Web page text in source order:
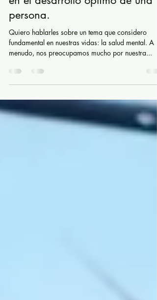
importancia de la salud mental
en el desarrollo óptimo de una
persona.
Quiero hablarles sobre un tema que considero
menudo, nos preocupamos mucho por nuestra...